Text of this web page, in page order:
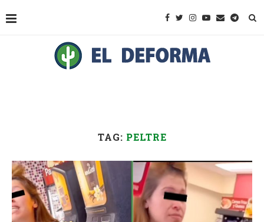
TAG: PELTRE